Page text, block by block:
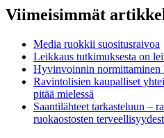
Viimeisimmät
Media ruokkii suositusraivoa
Leikkaus tutkimuksesta on
Hyvinvoinnin normittaminen
Ravintolisien kaupalliset
pitää mielessä
Saantilähteet tarkasteluun –
ruokaostosten